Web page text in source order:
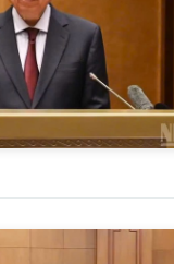
ngày